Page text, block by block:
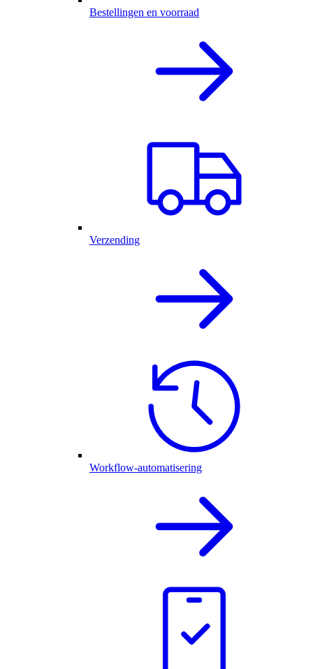
Bestellingen en voorraad
Verzending
Workflow-automatisering